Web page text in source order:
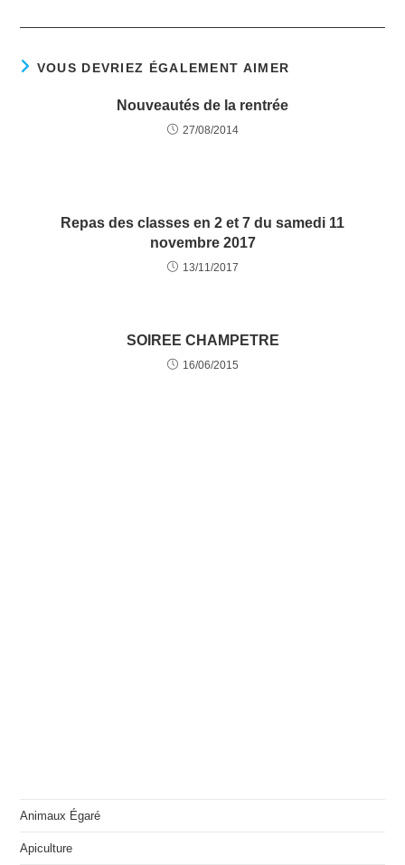
VOUS DEVRIEZ ÉGALEMENT AIMER
Nouveautés de la rentrée
27/08/2014
Repas des classes en 2 et 7 du samedi 11
novembre 2017
13/11/2017
SOIREE CHAMPETRE
16/06/2015
Animaux Égaré
Apiculture